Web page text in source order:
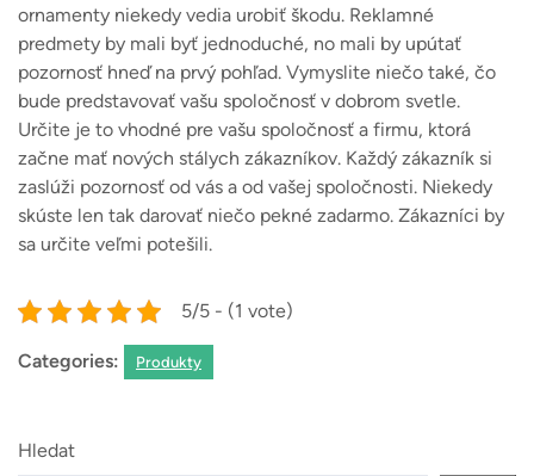
ornamenty niekedy vedia urobiť škodu. Reklamné
predmety by mali byť jednoduché, no mali by upútať
pozornosť hneď na prvý pohľad. Vymyslite niečo také, čo
bude predstavovať vašu spoločnosť v dobrom svetle.
Určite je to vhodné pre vašu spoločnosť a firmu, ktorá
začne mať nových stálych zákazníkov. Každý zákazník si
zaslúži pozornosť od vás a od vašej spoločnosti. Niekedy
skúste len tak darovať niečo pekné zadarmo. Zákazníci by
sa určite veľmi potešili.
5/5 - (1 vote)
Categories: Produkty
Hledat